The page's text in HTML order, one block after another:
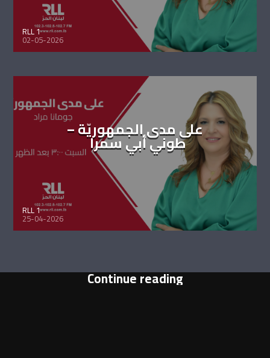
RLL 1
02-05-2026
على مدى الجمهوريّة –
طوني أبي سمرا
RLL 1
25-04-2026
Continue reading